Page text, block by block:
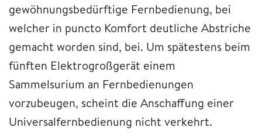
gewöhnungsbedürftige Fernbedienung, bei
welcher in puncto Komfort deutliche Abstriche
gemacht worden sind, bei. Um spätestens beim
fünften Elektrogroßgerät einem
Sammelsurium an Fernbedienungen
vorzubeugen, scheint die Anschaffung einer
Universalfernbedienung nicht verkehrt.